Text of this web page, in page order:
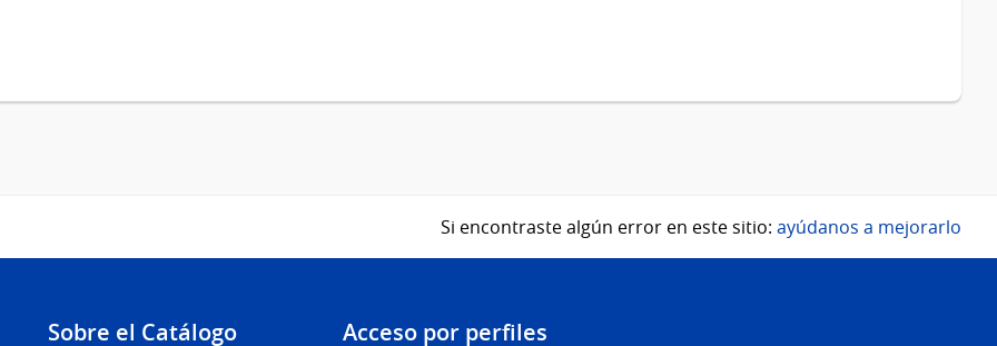
Si encontraste algún error en este sitio: ayúdanos a mejorarlo
Sobre el Catálogo Acceso por perfiles